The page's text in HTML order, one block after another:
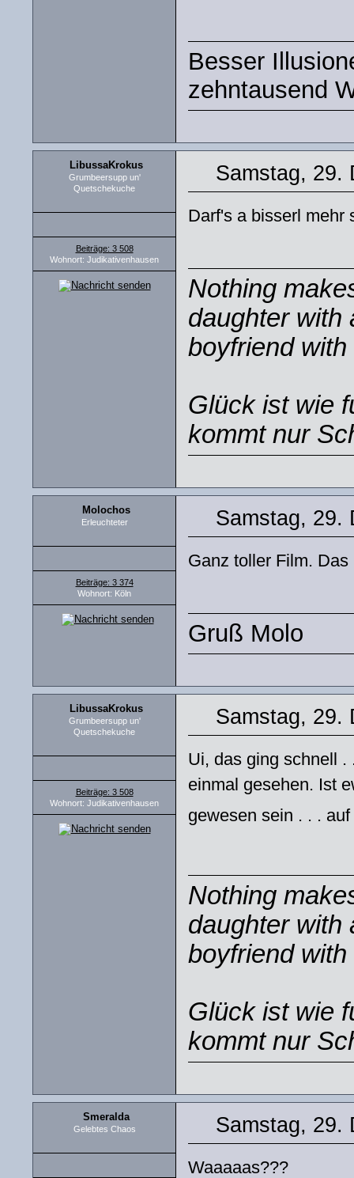
Besser
zehntausend
LibussaKrokus
Grumbeersupp un'
Quetschekuche
Beiträge: 3 508
Wohnort: Judikativenhausen
Samstag, 29.
Darf's a bisserl mehr
Nothing
daughter with
boyfriend
Glück ist wie
kommt nur
Molochos
Erleuchteter
Beiträge: 3 374
Wohnort: Köln
Samstag, 29.
Ganz toller Film.
Gruß Molo
LibussaKrokus
Grumbeersupp un'
Quetschekuche
Beiträge: 3 508
Wohnort: Judikativenhausen
Samstag, 29.
Ui, das ging schnell .
einmal gesehen. Ist
gewesen sein . . .
Nothing
daughter with
boyfriend
Glück ist wie
kommt nur
Smeralda
Gelebtes Chaos Samstag, 29.
Waaaaas???